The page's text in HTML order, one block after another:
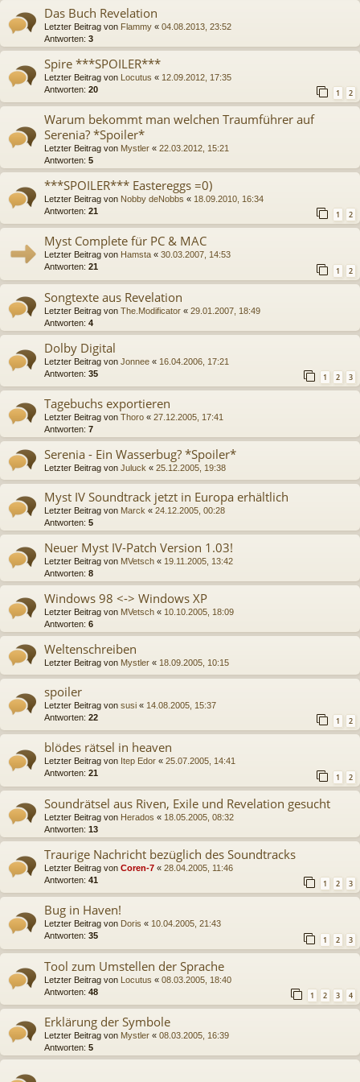
Das Buch Revelation
Letzter Beitrag von Flammy « 04.08.2013, 23:52
Antworten: 3
Spire ***SPOILER***
Letzter Beitrag von Locutus « 12.09.2012, 17:35
Antworten: 20 1 2
Warum bekommt man welchen Traumführer auf
Serenia? *Spoiler*
Letzter Beitrag von Mystler « 22.03.2012, 15:21
Antworten: 5
***SPOILER*** Eastereggs =0)
Letzter Beitrag von Nobby deNobbs « 18.09.2010, 16:34
Antworten: 21 1 2
Myst Complete für PC & MAC
Letzter Beitrag von Hamsta « 30.03.2007, 14:53
Antworten: 21 1 2
Songtexte aus Revelation
Letzter Beitrag von The.Modificator « 29.01.2007, 18:49
Antworten: 4
Dolby Digital
Letzter Beitrag von Jonnee « 16.04.2006, 17:21
Antworten: 35 1 2 3
Tagebuchs exportieren
Letzter Beitrag von Thoro « 27.12.2005, 17:41
Antworten: 7
Serenia - Ein Wasserbug? *Spoiler*
Letzter Beitrag von Juluck « 25.12.2005, 19:38
Myst IV Soundtrack jetzt in Europa erhältlich
Letzter Beitrag von Marck « 24.12.2005, 00:28
Antworten: 5
Neuer Myst IV-Patch Version 1.03!
Letzter Beitrag von MVetsch « 19.11.2005, 13:42
Antworten: 8
Windows 98 <-> Windows XP
Letzter Beitrag von MVetsch « 10.10.2005, 18:09
Antworten: 6
Weltenschreiben
Letzter Beitrag von Mystler « 18.09.2005, 10:15
spoiler
Letzter Beitrag von susi « 14.08.2005, 15:37
Antworten: 22 1 2
blödes rätsel in heaven
Letzter Beitrag von Itep Edor « 25.07.2005, 14:41
Antworten: 21 1 2
Soundrätsel aus Riven, Exile und Revelation gesucht
Letzter Beitrag von Herados « 18.05.2005, 08:32
Antworten: 13
Traurige Nachricht bezüglich des Soundtracks
Letzter Beitrag von Coren-7 « 28.04.2005, 11:46
Antworten: 41 1 2 3
Bug in Haven!
Letzter Beitrag von Doris « 10.04.2005, 21:43
Antworten: 35 1 2 3
Tool zum Umstellen der Sprache
Letzter Beitrag von Locutus « 08.03.2005, 18:40
Antworten: 48 1 2 3 4
Erklärung der Symbole
Letzter Beitrag von Mystler « 08.03.2005, 16:39
Antworten: 5